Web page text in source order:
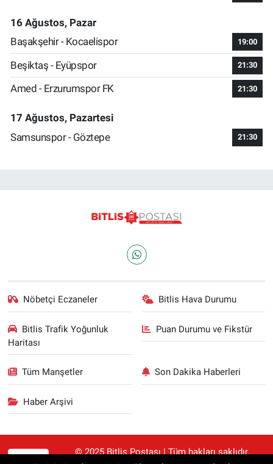
16 Ağustos, Pazar
Başakşehir - Kocaelispor
19:00
Beşiktaş - Eyüpspor 21:30
Amed - Erzurumspor FK 21:30
17 Ağustos, Pazartesi
Samsunspor - Göztepe
21:30
Nöbetçi Eczaneler Bitlis Hava Durumu
Bitlis Trafik Yoğunluk
Haritası
Puan Durumu ve Fikstür
Tüm Manşetler Son Dakika Haberleri
Haber Arşivi
© 2025 Bitlis Postası | Tüm hakları saklıdır.